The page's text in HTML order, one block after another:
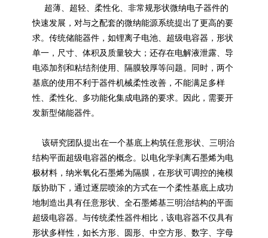
超薄、超轻、柔性化、非常规形状微纳电子器件的
快速发展，对与之配套的微纳能源系统提出了更高的要
求。传统储能器件，如锂离子电池、超级电容器，形状
单一，尺寸、体积及质量较大；还存在电解液泄露、导
电添加剂和粘结剂使用、隔膜较厚等问题。同时，两个
基底的使用不利于器件机械柔性改善，不能满足多样
性、柔性化、多功能化集成电路的要求。因此，需要开
发新型储能器件。
该研究团队提出在一个基底上构筑任意形状、三明治
结构平面超级电容器的概念。以电化学剥离石墨烯为电
极材料，纳米氧化石墨烯为隔膜，在形状可调控的掩模
版协助下，通过逐层喷涂的方式在一个柔性基底上成功
地制造出具有任意形状、全石墨烯基三明治结构的平面
超级电容器。与传统柔性器件相比，该电容器不仅具有
形状多样性，如长方形、圆形、中空方形、数字、字母